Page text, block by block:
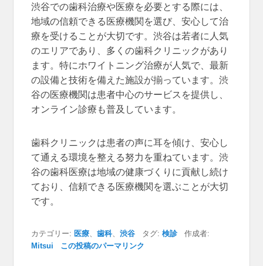
渋谷での歯科治療や医療を必要とする際には、
地域の信頼できる医療機関を選び、安心して治
療を受けることが大切です。渋谷は若者に人気
のエリアであり、多くの歯科クリニックがあり
ます。特にホワイトニング治療が人気で、最新
の設備と技術を備えた施設が揃っています。渋
谷の医療機関は患者中心のサービスを提供し、
オンライン診療も普及しています。
歯科クリニックは患者の声に耳を傾け、安心し
て通える環境を整える努力を重ねています。渋
谷の歯科医療は地域の健康づくりに貢献し続け
ており、信頼できる医療機関を選ぶことが大切
です。
カテゴリー: 医療 、歯科、渋谷 タグ:検診 作成者:
Mitsui
この投稿のパーマリンク